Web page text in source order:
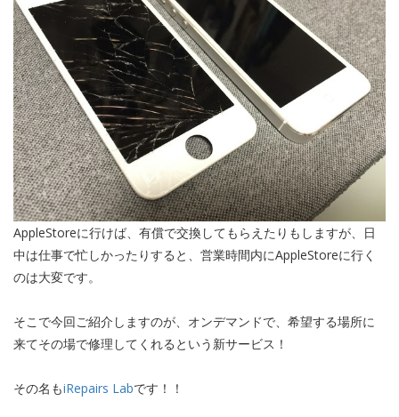
AppleStoreに行けば、有償で交換してもらえたりもしますが、日
中は仕事で忙しかったりすると、営業時間内にAppleStoreに行く
のは大変です。
そこで今回ご紹介しますのが、オンデマンドで、希望する場所に
来てその場で修理してくれるという新サービス！
その名もiRepairs Labです！！